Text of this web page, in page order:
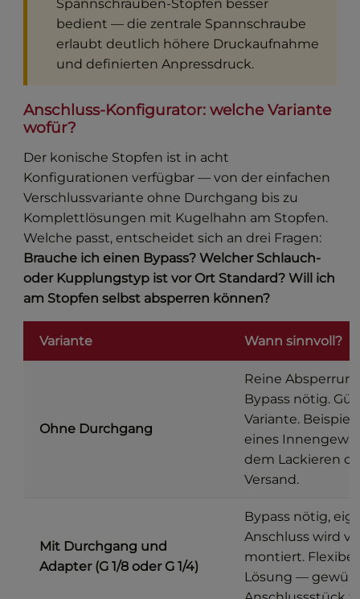
Spannschrauben-Stopfen besser
bedient — die zentrale Spannschraube
erlaubt deutlich höhere Druckaufnahme
und definierten Anpressdruck.
Anschluss-Konfigurator: welche Variante
wofür?
Der konische Stopfen ist in acht
Konfigurationen verfügbar — von der einfachen
Verschlussvariante ohne Durchgang bis zu
Komplettlösungen mit Kugelhahn am Stopfen.
Welche passt, entscheidet sich an drei Fragen:
Brauche ich einen Bypass? Welcher Schlauch-
oder Kupplungstyp ist vor Ort Standard? Will ich
am Stopfen selbst absperren können?
Variante Wann sinnvoll?
Ohne Durchgang
Reine
Bypass nötig.
Variante.
eines
dem Lackieren
Versand.
Mit Durchgang und
Adapter (G 1/8 oder G 1/4)
Bypass nötig,
Anschluss wird
montiert.
Lösung —